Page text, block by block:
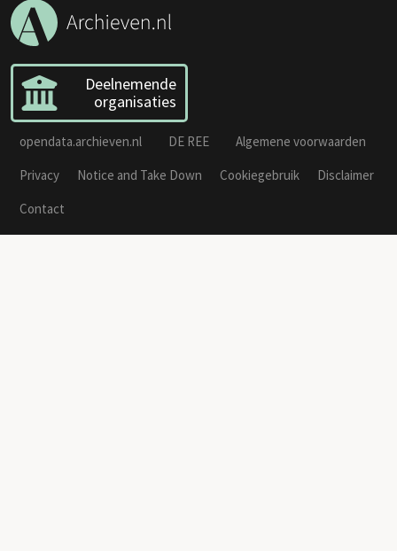
Deelnemende
organisaties
opendata.archieven.nl DE REE
Algemene voorwaarden
Privacy
Notice and Take Down Cookiegebruik
Disclaimer
Contact